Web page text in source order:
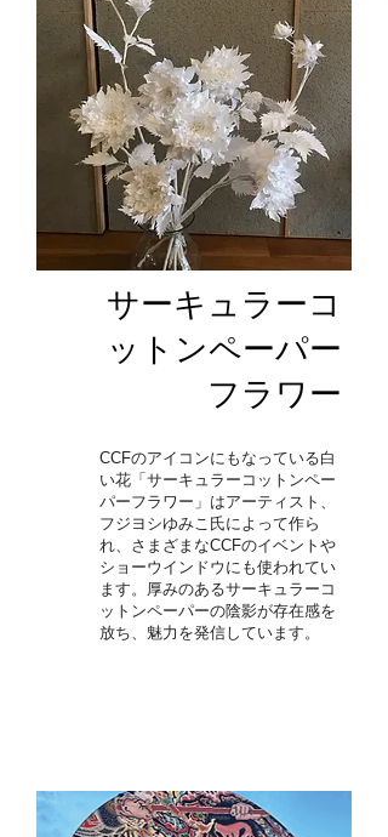
​サーキュラーコ
ットンペーパー
フラワー
CCFのアイコンにもなっている白
い花「サーキュラーコットンペー
パーフラワー」はアーティスト、
フジヨシゆみこ氏によって作ら
れ、さまざまなCCFのイベントや
ショーウインドウにも使われてい
ます。厚みのあるサーキュラーコ
ットンペーパーの陰影が存在感を
放ち、魅力を発信しています。